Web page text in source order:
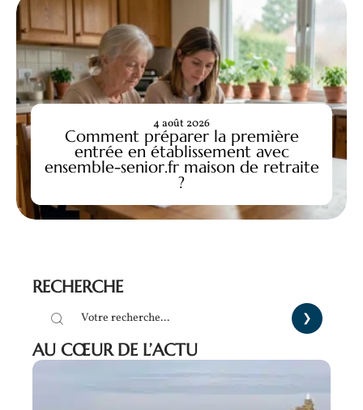
Comment préparer la première
entrée en établissement avec
ensemble-senior.fr maison de retraite
?
4 août 2026
RECHERCHE
AU CŒUR DE L’ACTU